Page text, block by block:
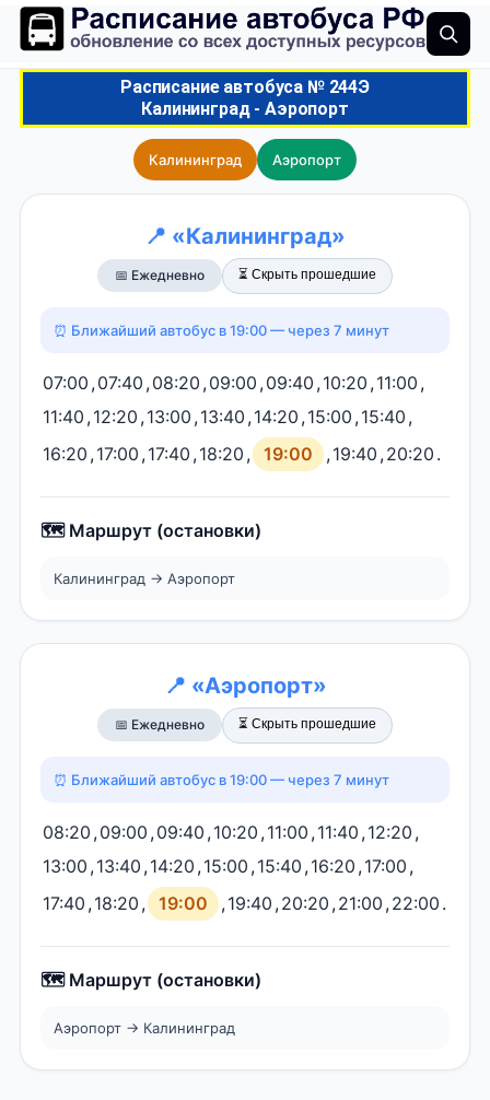
Расписание автобуса № 244Э
Калининград - Аэропорт
Калининград Аэропорт
📍 «Калининград»
📅 Ежедневно ⏳ Скрыть прошедшие
⏰ Ближайший автобус в 19:00 — через 7 минут
07:00 ,07:40 ,08:20 ,09:00 ,09:40 ,10:20 ,11:00 ,
11:40 ,12:20 ,13:00 ,13:40 ,14:20 ,15:00 ,15:40 ,
16:20 ,17:00 ,17:40 ,18:20 , 19:00 ,19:40 ,20:20 .
🗺️ Маршрут (остановки)
Калининград → Аэропорт
📍 «Аэропорт»
📅 Ежедневно ⏳ Скрыть прошедшие
⏰ Ближайший автобус в 19:00 — через 7 минут
08:20 ,09:00 ,09:40 ,10:20 ,11:00 ,11:40 ,12:20 ,
13:00 ,13:40 ,14:20 ,15:00 ,15:40 ,16:20 ,17:00 ,
17:40 ,18:20 , 19:00 ,19:40 ,20:20 ,21:00 ,22:00 .
🗺️ Маршрут (остановки)
Аэропорт → Калининград